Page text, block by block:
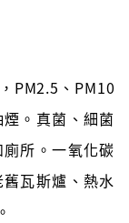
PM2.5、PM10
。真菌、細菌
所。一氧化碳
瓦斯爐、熱水